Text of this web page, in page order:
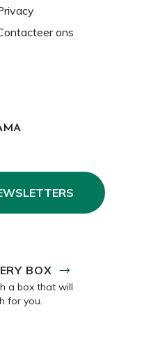
ons
BOX
a box that will
for you.